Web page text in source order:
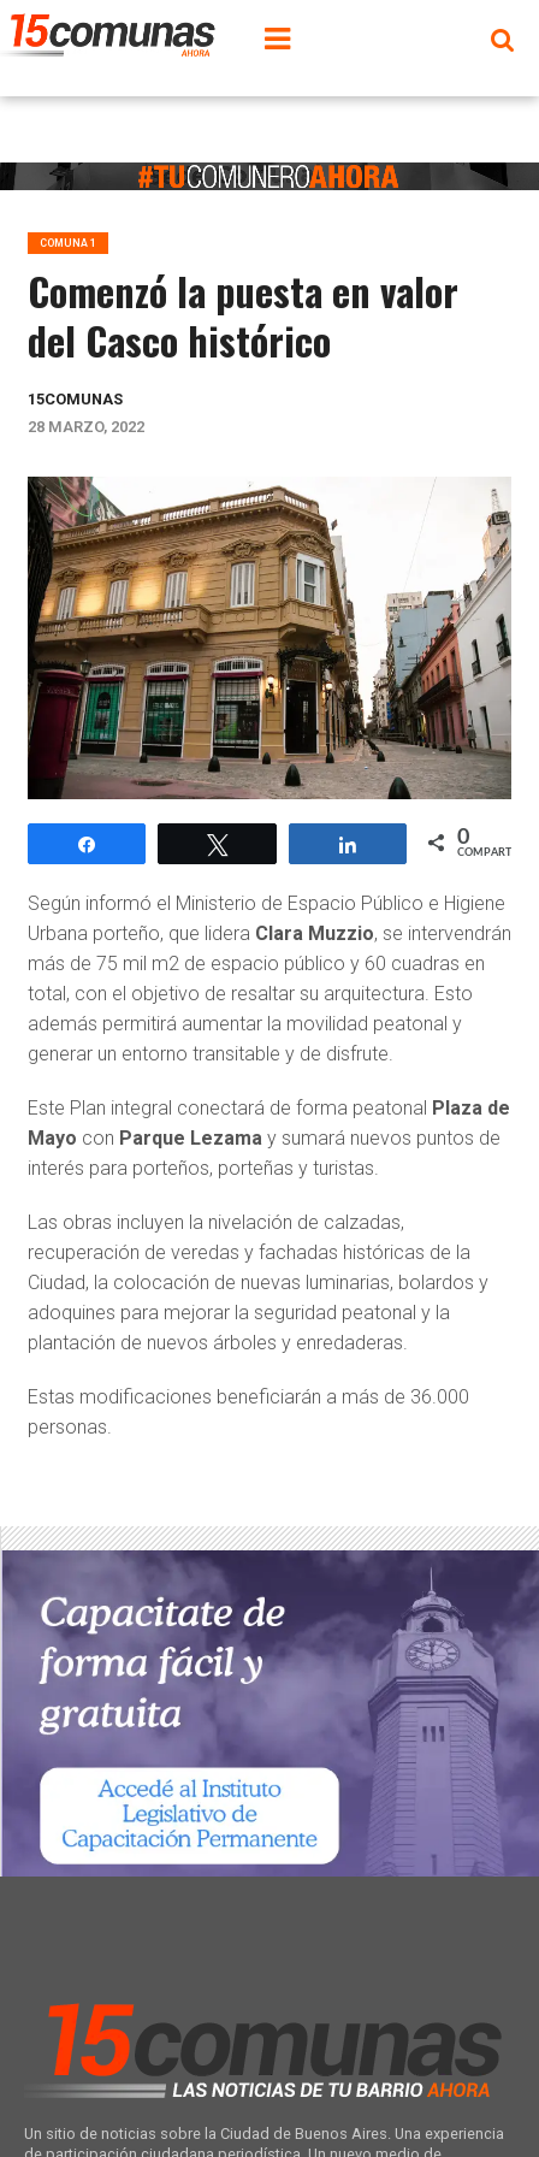
COMUNA 1
Comenzó la puesta en valor
del Casco histórico
15COMUNAS
28 MARZO, 2022
Compartir 0
COMPARTIR
Según informó el Ministerio de Espacio Público e Higiene
Urbana porteño, que lidera Clara Muzzio, se intervendrán
más de 75 mil m2 de espacio público y 60 cuadras en
total, con el objetivo de resaltar su arquitectura. Esto
además permitirá aumentar la movilidad peatonal y
generar un entorno transitable y de disfrute.
Este Plan integral conectará de forma peatonal Plaza de
Mayo con Parque Lezamay sumará nuevos puntos de
interés para porteños, porteñas y turistas.
Las obras incluyen la nivelación de calzadas,
recuperación de veredas y fachadas históricas de la
Ciudad, la colocación de nuevas luminarias, bolardos y
adoquines para mejorar la seguridad peatonal y la
plantación de nuevos árboles y enredaderas.
Estas modificaciones beneficiarán a más de 36.000
personas.
Un sitio de noticias sobre la Ciudad de Buenos Aires. Una experiencia